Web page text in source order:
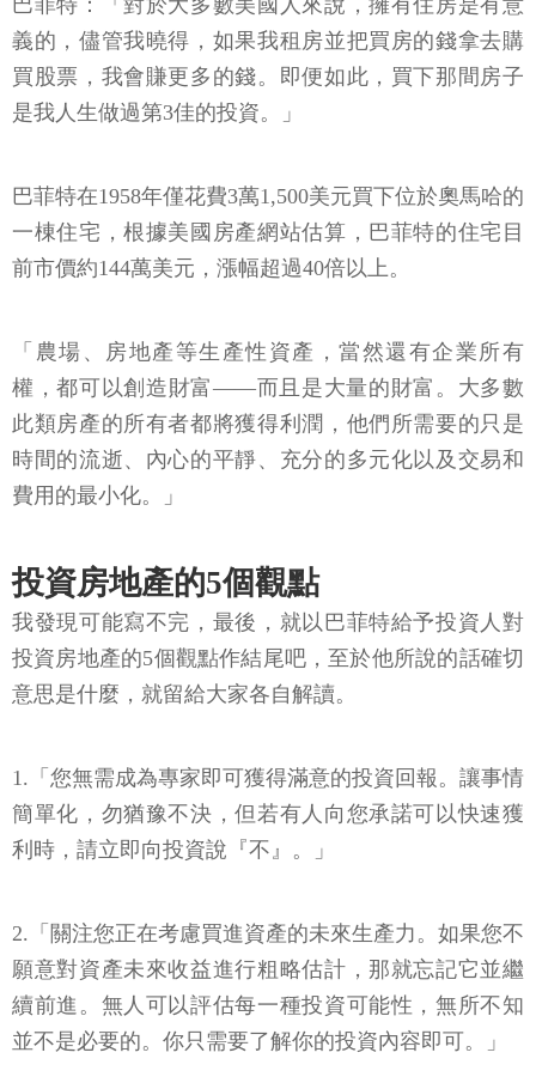
巴菲特：「對於大多數美國人來說，擁有住房是有意
義的，儘管我曉得，如果我租房並把買房的錢拿去購
買股票，我會賺更多的錢。即便如此，買下那間房子
是我人生做過第3佳的投資。」
巴菲特在1958年僅花費3萬1,500美元買下位於奧馬哈的
一棟住宅，根據美國房產網站估算，巴菲特的住宅目
前市價約144萬美元，漲幅超過40倍以上。
「農場、房地產等生產性資產，當然還有企業所有
權，都可以創造財富——而且是大量的財富。大多數
此類房產的所有者都將獲得利潤，他們所需要的只是
時間的流逝、內心的平靜、充分的多元化以及交易和
費用的最小化。」
投資房地產的5個觀點
我發現可能寫不完，最後，就以巴菲特給予投資人對
投資房地產的5個觀點作結尾吧，至於他所說的話確切
意思是什麼，就留給大家各自解讀。
1.「您無需成為專家即可獲得滿意的投資回報。讓事情
簡單化，勿猶豫不決，但若有人向您承諾可以快速獲
利時，請立即向投資說『不』。」
2.「關注您正在考慮買進資產的未來生產力。如果您不
願意對資產未來收益進行粗略估計，那就忘記它並繼
續前進。無人可以評估每一種投資可能性，無所不知
並不是必要的。你只需要了解你的投資內容即可。」